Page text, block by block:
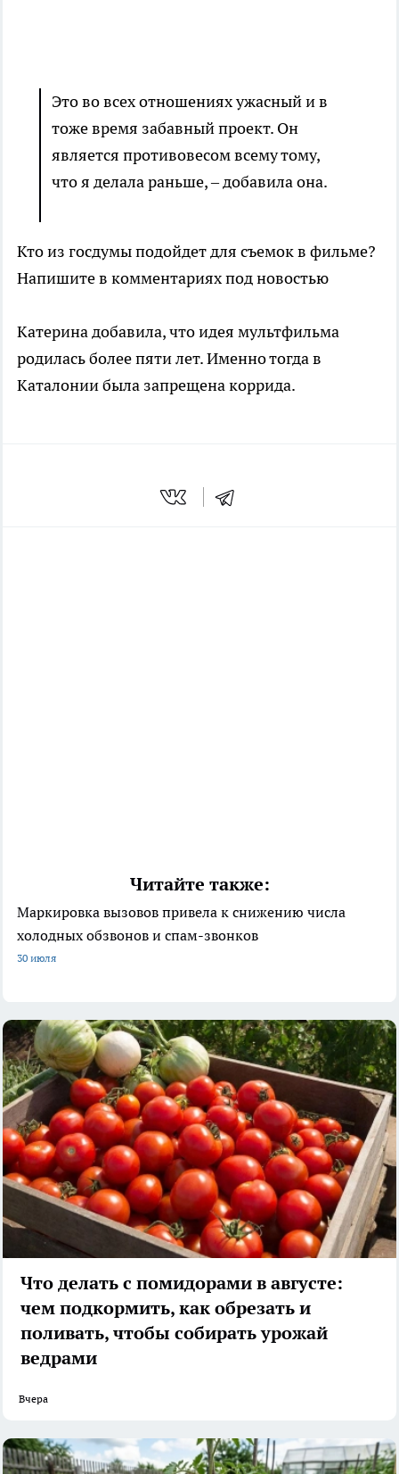
Это во всех отношениях ужасный и в
тоже время забавный проект. Он
является противовесом всему тому,
что я делала раньше, – добавила она.
Кто из госдумы подойдет для съемок в фильме?
Напишите в комментариях под новостью
Катерина добавила, что идея мультфильма
родилась более пяти лет. Именно тогда в
Каталонии была запрещена коррида.
Читайте также:
Маркировка вызовов привела к снижению числа
холодных обзвонов и спам-звонков
30 июля
Что делать с помидорами в августе:
чем подкормить, как обрезать и
поливать, чтобы собирать урожай
ведрами
Вчера